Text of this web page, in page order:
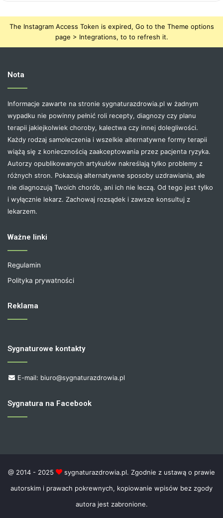
The Instagram Access Token is expired, Go to the Theme options
page > Integrations, to to refresh it.
Nota
Informacje zawarte na stronie sygnaturazdrowia.pl w żadnym
wypadku nie powinny pełnić roli recepty, diagnozy czy planu
terapii jakiejkolwiek choroby, kalectwa czy innej dolegliwości.
Każdy rodzaj samoleczenia i wszelkie alternatywne formy terapii
wiążą się z koniecznością zaakceptowania przez pacjenta ryzyka.
Autorzy opublikowanych artykułów nakreślają tylko problemy z
różnych stron. Pokazują alternatywne sposoby uzdrawiania, ale
nie diagnozują Twoich chorób, ani ich nie leczą. Od tego jest tylko
i wyłącznie lekarz. Zachowaj rozsądek i zawsze konsultuj z
lekarzem.
Ważne linki
Regulamin
Polityka prywatności
Reklama
Sygnaturowe kontakty
E-mail: biuro@sygnaturazdrowia.pl
Sygnatura na Facebook
@ 2014 - 2025
sygnaturazdrowia.pl. Zgodnie z ustawą o prawie
autorskim i prawach pokrewnych, kopiowanie wpisów bez zgody
autora jest zabronione.